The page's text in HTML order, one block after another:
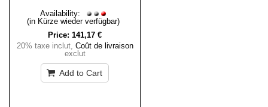
Availability:
(in Kürze wieder verfügbar)
Price: 141,17 €
20% taxe inclut, Coût de livraison
exclut
Add to Cart